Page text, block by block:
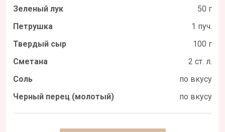
Зеленый лук
50 г
Петрушка
1 пуч.
Твердый сыр
100 г
Сметана
2 ст. л.
Соль
по вкусу
Черный перец (молотый)
по вкусу